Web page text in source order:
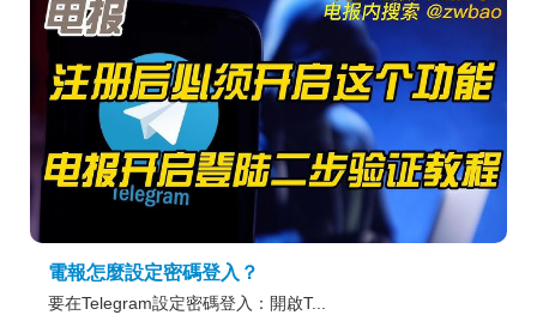
電報怎麼設定密碼登入？
要在Telegram設定密碼登入：開啟T...